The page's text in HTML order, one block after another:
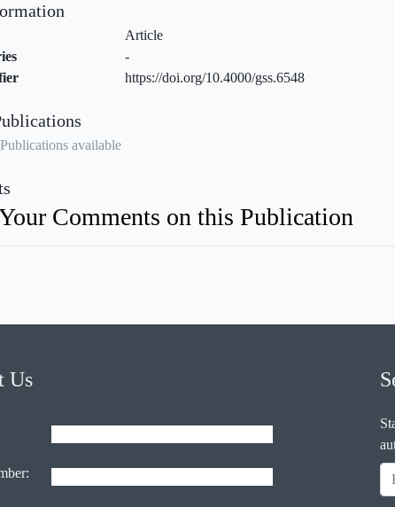
Article
-
https://doi.org/10.4000/gss.6548
available
Comments on this Publication
Us